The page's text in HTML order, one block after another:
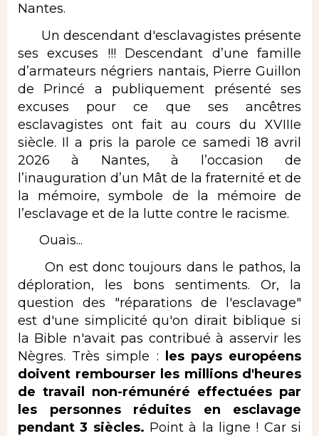
Nantes.
Un descendant d'esclavagistes présente
ses excuses !!! Descendant d’une famille
d’armateurs négriers nantais, Pierre Guillon
de Princé a publiquement présenté ses
excuses pour ce que ses ancêtres
esclavagistes ont fait au cours du XVIIIe
siècle. Il a pris la parole ce samedi 18 avril
2026 à Nantes, à l’occasion de
l’inauguration d’un Mât de la fraternité et de
la mémoire, symbole de la mémoire de
l’esclavage et de la lutte contre le racisme.
Ouais...
On est donc toujours dans le pathos, la
déploration, les bons sentiments. Or, la
question des "réparations de l'esclavage"
est d'une simplicité qu'on dirait biblique si
la Bible n'avait pas contribué à asservir les
Nègres. Très simple :
les pays européens
doivent rembourser les millions d'heures
de travail non-rémunéré effectuées par
les personnes réduites en esclavage
pendant 3 siècles. Point à la ligne ! Car si